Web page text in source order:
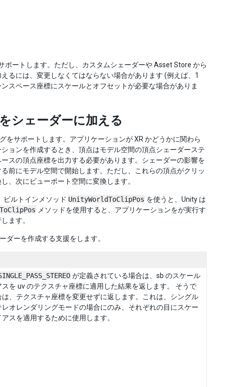
ートします。ただし、カスタムシェーダーや Asset Store から
るには、変更しなくてはならない場合があります (例えば、1
スペース座標にスケールとオフセットが必要な場合がありま
シェーダーに加える
サポートします。アプリケーションが XR かどうかに関わら
ョンを作成するとき、頂点はモデル空間の頂点シェーダーステ
スの頂点座標を出力する必要があります。シェーダーの影響を
前にモデル空間で開始します。ただし、これらの頂点がクリッ
、次にビューポート空間に変換します。
ビルトインメソッド UnityWorldToClipPos を使うと、Unity は
メソッドを使用すると、アプリケーションをが実行す
ます。
ダーを作成する支援をします。
が定義されている場合は、sb のスケール
スを uv のテクスチャ座標に適用した結果を返します。 そうで
は、テクスチャ座標を変更せずに返します。これは、シングル
レオレンダリングモードの場合にのみ、それぞれの目にスケー
スを適用するために使用します。